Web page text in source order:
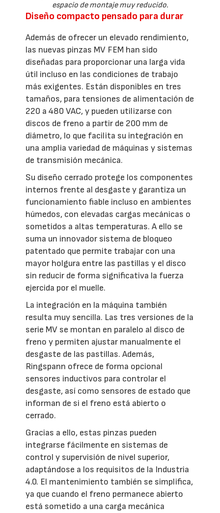
espacio de montaje muy reducido.
Diseño compacto pensado para durar
Además de ofrecer un elevado rendimiento,
las nuevas pinzas MV FEM han sido
diseñadas para proporcionar una larga vida
útil incluso en las condiciones de trabajo
más exigentes. Están disponibles en tres
tamaños, para tensiones de alimentación de
220 a 480 VAC, y pueden utilizarse con
discos de freno a partir de 200 mm de
diámetro, lo que facilita su integración en
una amplia variedad de máquinas y sistemas
de transmisión mecánica.
Su diseño cerrado protege los componentes
internos frente al desgaste y garantiza un
funcionamiento fiable incluso en ambientes
húmedos, con elevadas cargas mecánicas o
sometidos a altas temperaturas. A ello se
suma un innovador sistema de bloqueo
patentado que permite trabajar con una
mayor holgura entre las pastillas y el disco
sin reducir de forma significativa la fuerza
ejercida por el muelle.
La integración en la máquina también
resulta muy sencilla. Las tres versiones de la
serie MV se montan en paralelo al disco de
freno y permiten ajustar manualmente el
desgaste de las pastillas. Además,
Ringspann ofrece de forma opcional
sensores inductivos para controlar el
desgaste, así como sensores de estado que
informan de si el freno está abierto o
cerrado.
Gracias a ello, estas pinzas pueden
integrarse fácilmente en sistemas de
control y supervisión de nivel superior,
adaptándose a los requisitos de la Industria
4.0. El mantenimiento también se simplifica,
ya que cuando el freno permanece abierto
está sometido a una carga mecánica